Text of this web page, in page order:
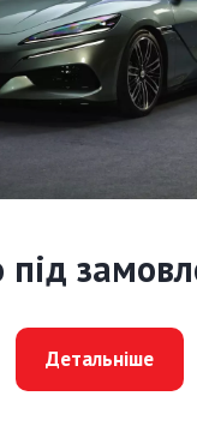
під
Детальніше